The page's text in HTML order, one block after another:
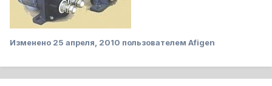
Изменено 25 апреля, 2010 пользователем Afigen